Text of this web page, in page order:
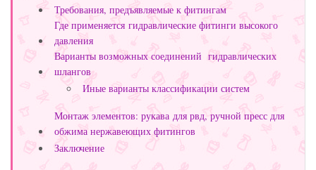
Требования, предъявляемые к фитингам
Где применяется гидравлические фитинги высокого
давления
Варианты возможных соединений гидравлических
шлангов
Иные варианты классификации систем
Монтаж элементов: рукава для рвд, ручной пресс для
обжима нержавеющих фитингов
Заключение